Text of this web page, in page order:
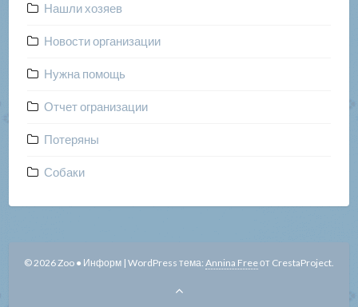
Нашли хозяев
Новости организации
Нужна помощь
Отчет огранизации
Потеряны
Собаки
© 2026 Zoo ● Информ | WordPress тема: Annina Freeот CrestaProject.